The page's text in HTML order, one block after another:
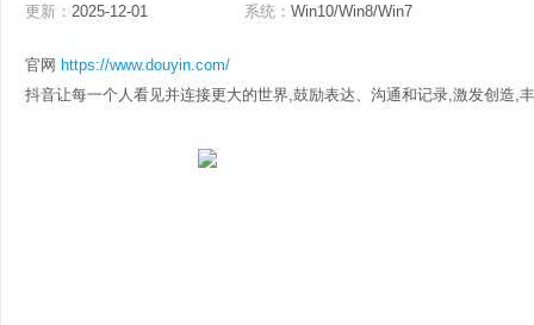
更新： 2025-12-01 系统： Win10/Win8/Win7
官网 https://www.douyin.com/
抖音让每一个人看见并连接更大的世界,鼓励表达、沟通和记录,激发创造,